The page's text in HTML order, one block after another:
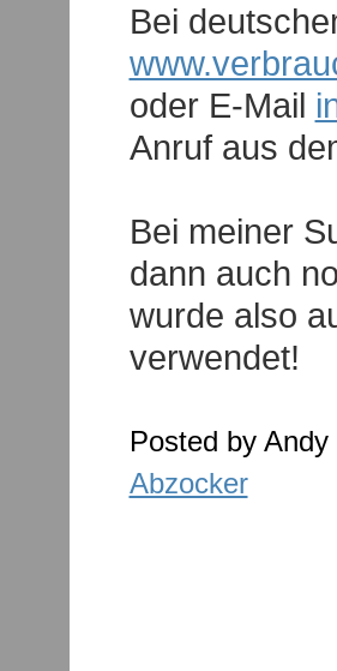
Bei
oder E-Mail
Anruf aus
Bei meiner
dann auch
wurde also
verwendet!
Posted by Andy
Abzocker